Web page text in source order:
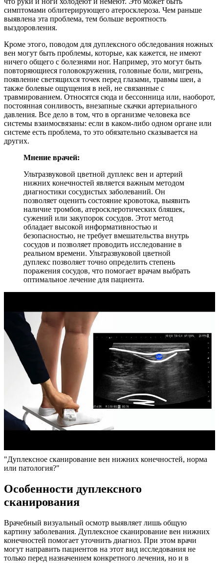
симптомами облитерирующего атеросклероза. Чем раньше
выявлена эта проблема, тем больше вероятность
выздоровления.
Кроме этого, поводом для дуплексного обследования ножных
вен могут быть проблемы, которые, как кажется, не имеют
ничего общего с болезнями ног. Например, это могут быть
повторяющиеся головокружения, головные боли, мигрень,
появление светящихся точек перед глазами, травмы шеи, а
также болевые ощущения в ней, не связанные с
травмированием. Относятся сюда и бессонница или, наоборот,
постоянная сонливость, внезапные скачки артериального
давления. Все дело в том, что в организме человека все
системы взаимосвязаны: если в каком-либо одном органе или
системе есть проблема, то это обязательно сказывается на
других.
Мнение врачей:
Ультразвуковой цветной дуплекс вен и артерий
нижних конечностей является важным методом
диагностики сосудистых заболеваний. Он
позволяет оценить состояние кровотока, выявить
наличие тромбов, атеросклеротических бляшек,
сужений или закупорок сосудов. Этот метод
обладает высокой информативностью и
безопасностью, не требует вмешательства внутрь
сосудов и позволяет проводить исследование в
реальном времени. Ультразвуковой цветной
дуплекс позволяет точно определить степень
поражения сосудов, что помогает врачам выбрать
оптимальное лечение для пациента.
"Дуплексное сканирование вен нижних конечностей, норма
или патология?"
Особенности дуплексного
сканирования
Врачебный визуальный осмотр выявляет лишь общую
картину заболевания. Дуплексное сканирование вен нижних
конечностей помогает уточнить диагноз. При этом врачи
могут направить пациентов на этот вид исследования не
только перед назначением конкретного лечения, но и в